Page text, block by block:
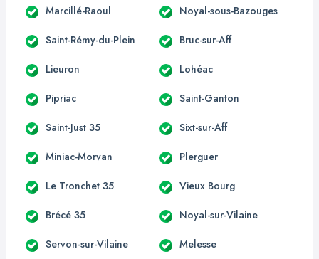
Marcillé-Raoul Noyal-sous-Bazouges
Saint-Rémy-du-Plein Bruc-sur-Aff
Lieuron Lohéac
Pipriac Saint-Ganton
Saint-Just 35 Sixt-sur-Aff
Miniac-Morvan Plerguer
Le Tronchet 35 Vieux Bourg
Brécé 35 Noyal-sur-Vilaine
Servon-sur-Vilaine Melesse